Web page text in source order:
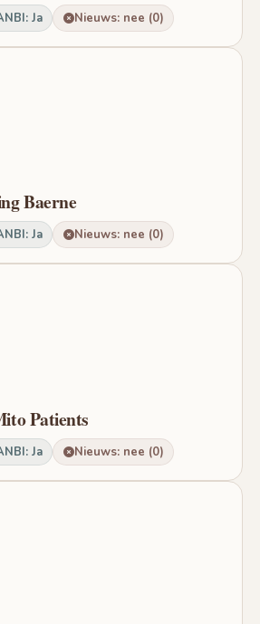
Ja Nieuws: nee (0)
Baerne
Ja Nieuws: nee (0)
Patients
Ja Nieuws: nee (0)